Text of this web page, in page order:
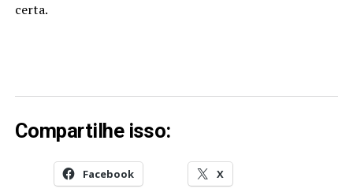
certa.
Compartilhe isso:
Facebook X